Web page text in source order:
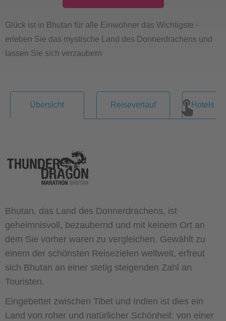
Glück ist in Bhutan für alle Einwohner das Wichtigste -
erleben Sie das mystische Land des Donnerdrachens und
lassen Sie sich verzaubern
Übersicht Reiseverlauf Hotels &
Bhutan, das Land des Donnerdrachens, ist
geheimnisvoll, bezaubernd und mit keinem Ort an
dem Sie vorher waren zu vergleichen. Gewählt zu
einem der schönsten Reisezielen weltweit, erfreut
sich Bhutan an einer stetig steigenden Zahl an
Touristen.
Eingebettet zwischen Tibet und Indien ist dies ein
Land von roher und natürlicher Schönheit: von einer